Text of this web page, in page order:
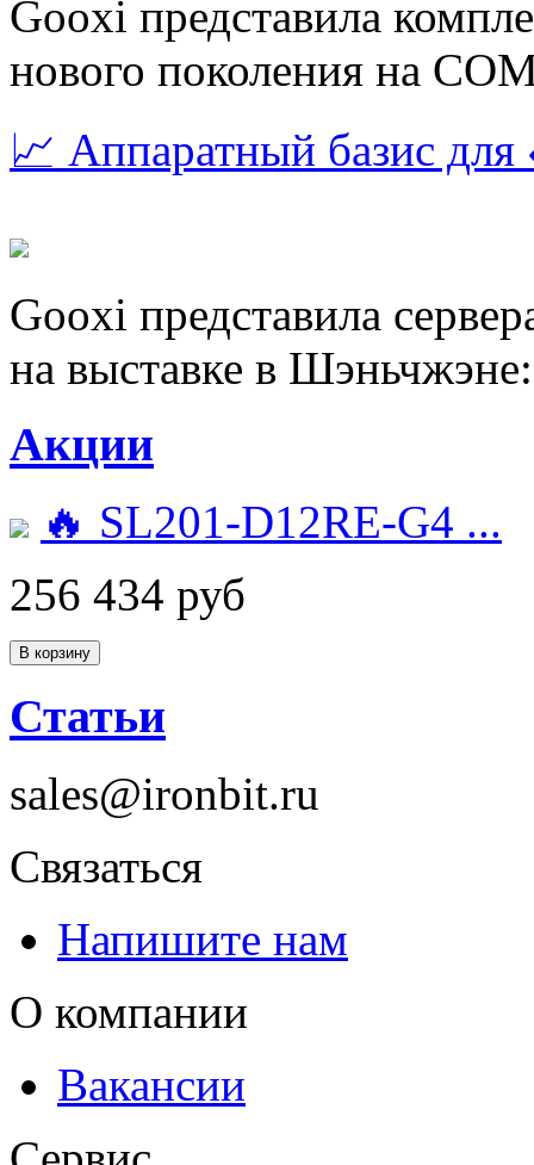
Gooxi представила
нового поколения на
📈 Аппаратный базис
Gooxi представила
на выставке в
Акции
🔥 SL201-D12RE-G4 ...
256 434 руб
Статьи
sales@ironbit.ru
Связаться
Напишите нам
О компании
Вакансии